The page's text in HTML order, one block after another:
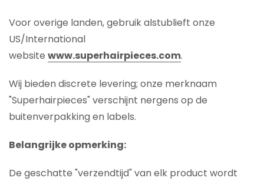
Voor overige landen, gebruik alstublieft onze
US/International
website www.superhairpieces.com.
Wij bieden discrete levering; onze merknaam
"Superhairpieces" verschijnt nergens op de
buitenverpakking en labels.
Belangrijke opmerking:
De geschatte "verzendtijd" van elk product wordt